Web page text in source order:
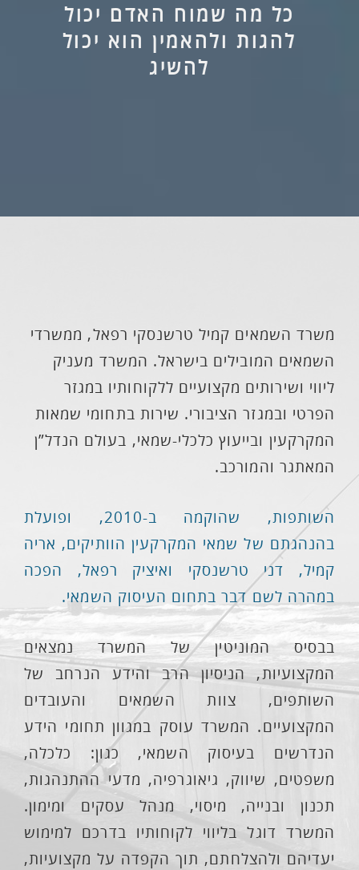
כל מה שמוח האדם יכול
להגות ולהאמין הוא יכול
להשיג
משרד השמאים קמיל טרשנסקי רפאל, ממשרדי
השמאים המובילים בישראל. המשרד מעניק
ליווי ושירותים מקצועיים ללקוחותיו במגזר
הפרטי ובמגזר הציבורי. שירות בתחומי שמאות
המקרקעין ובייעוץ כלכלי-שמאי, בעולם הנדל”ן
המאתגר והמורכב.
השותפות, שהוקמה ב-2010, ופועלת
בהנהגתם של שמאי המקרקעין הוותיקים, אריה
קמיל, דני טרשנסקי ואיציק רפאל, הפכה
במהרה לשם דבר בתחום העיסוק השמאי.
בבסיס המוניטין של המשרד נמצאים
המקצועיות, הניסיון הרב והידע הנרחב של
השותפים, צוות השמאים והעובדים
המקצועיים. המשרד עוסק במגוון תחומי הידע
הנדרשים בעיסוק השמאי, כגון: כלכלה,
משפטים, שיווק, גיאוגרפיה, מדעי ההתנהגות,
תכנון ובנייה, מיסוי, מנהל עסקים ומימון.
המשרד דוגל בליווי לקוחותיו בדרכם למימוש
יעדיהם ולהצלחתם, תוך הקפדה על מקצועיות,